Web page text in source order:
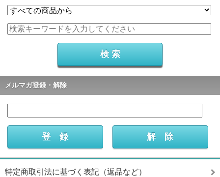
メルマガ登録・解除
特定商取引法に基づく表記（返品など）